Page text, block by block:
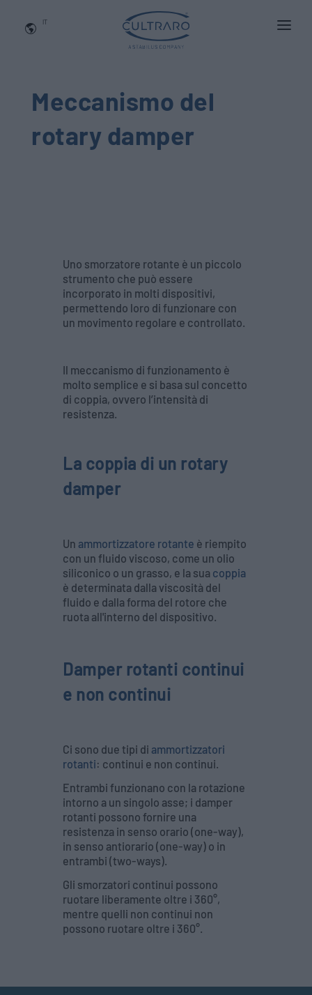
IT
APPLICAZIONI
NEWS
Meccanismo del
rotary damper
Uno smorzatore rotante è un piccolo
strumento che può essere
incorporato in molti dispositivi,
permettendo loro di funzionare con
un movimento regolare e controllato.
Il meccanismo di funzionamento è
molto semplice e si basa sul concetto
di coppia, ovvero l’intensità di
resistenza.
La coppia di un rotary
damper
Un ammortizzatore rotante è riempito
con un fluido viscoso, come un olio
siliconico o un grasso, e la sua coppia
è determinata dalla viscosità del
fluido e dalla forma del rotore che
ruota all'interno del dispositivo.
Damper rotanti continui
e non continui
Ci sono due tipi di ammortizzatori
rotanti: continui e non continui.
Entrambi funzionano con la rotazione
intorno a un singolo asse; i damper
rotanti possono fornire una
resistenza in senso orario (one-way),
in senso antiorario (one-way) o in
entrambi (two-ways).
Gli smorzatori continui possono
ruotare liberamente oltre i 360°,
mentre quelli non continui non
possono ruotare oltre i 360°.